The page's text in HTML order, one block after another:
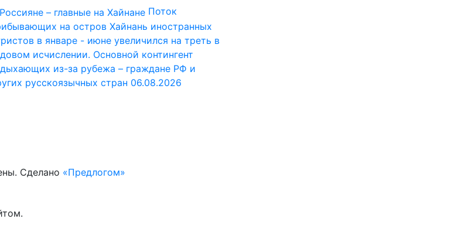
Поток
на остров Хайнань иностранных
в январе - июне увеличился на треть в
исчислении. Основной контингент
из-за рубежа – граждане РФ и
русскоязычных стран 06.08.2026
Сделано «Предлогом»